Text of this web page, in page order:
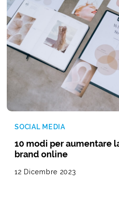
SOCIAL MEDIA
10 modi per aumentare
brand online
12 Dicembre 2023